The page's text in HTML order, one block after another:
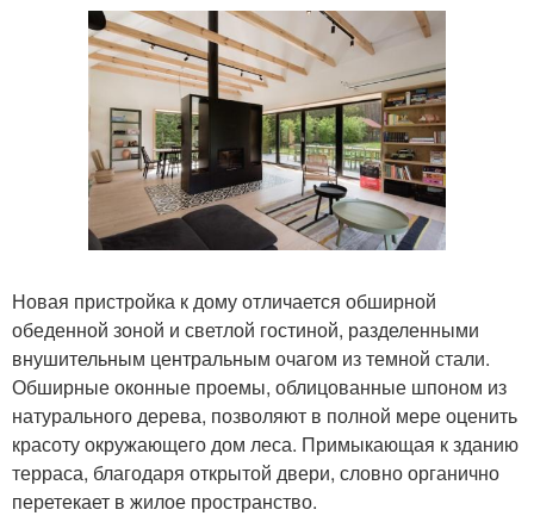
Новая пристройка к дому отличается обширной
обеденной зоной и светлой гостиной, разделенными
внушительным центральным очагом из темной стали.
Обширные оконные проемы, облицованные шпоном из
натурального дерева, позволяют в полной мере оценить
красоту окружающего дом леса. Примыкающая к зданию
терраса, благодаря открытой двери, словно органично
перетекает в жилое пространство.